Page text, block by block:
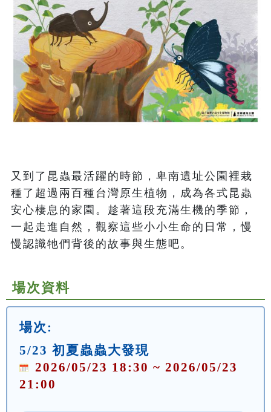
又到了昆蟲最活躍的時節，卑南遺址公園裡栽
種了超過兩百種台灣原生植物，成為各式昆蟲
安心棲息的家園。趁著這段充滿生機的季節，
一起走進自然，觀察這些小小生命的日常，慢
慢認識牠們背後的故事與生態吧。
場次資料
場次:
5/23 初夏蟲蟲大發現
2026/05/23 18:30 ~ 2026/05/23
21:00